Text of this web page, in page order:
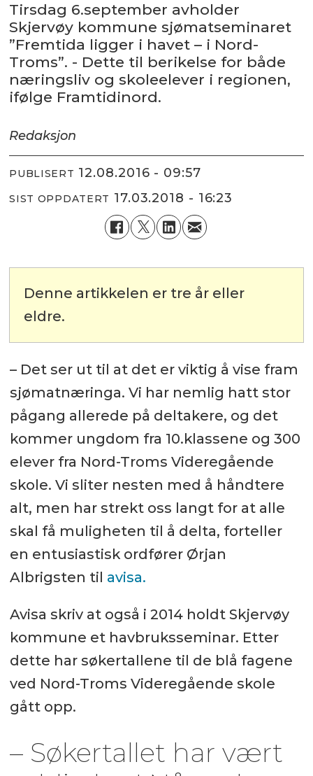
Tirsdag 6.september avholder
Skjervøy kommune sjømatseminaret
”Fremtida ligger i havet – i Nord-
Troms”. - Dette til berikelse for både
næringsliv og skoleelever i regionen,
ifølge Framtidinord.
Redaksjon
PUBLISERT 12.08.2016 - 09:57
SIST OPPDATERT 17.03.2018 - 16:23
Denne artikkelen er tre år eller
eldre.
– Det ser ut til at det er viktig å vise fram
sjømatnæringa. Vi har nemlig hatt stor
pågang allerede på deltakere, og det
kommer ungdom fra 10.klassene og 300
elever fra Nord-Troms Videregående
skole. Vi sliter nesten med å håndtere
alt, men har strekt oss langt for at alle
skal få muligheten til å delta, forteller
en entusiastisk ordfører Ørjan
Albrigsten til avisa.
Avisa skriv at også i 2014 holdt Skjervøy
kommune et havbruksseminar. Etter
dette har søkertallene til de blå fagene
ved Nord-Troms Videregående skole
gått opp.
– Søkertallet har vært